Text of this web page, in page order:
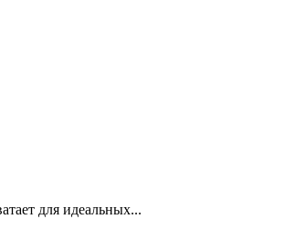
для идеальных...